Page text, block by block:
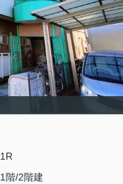
1R
1階/2階建